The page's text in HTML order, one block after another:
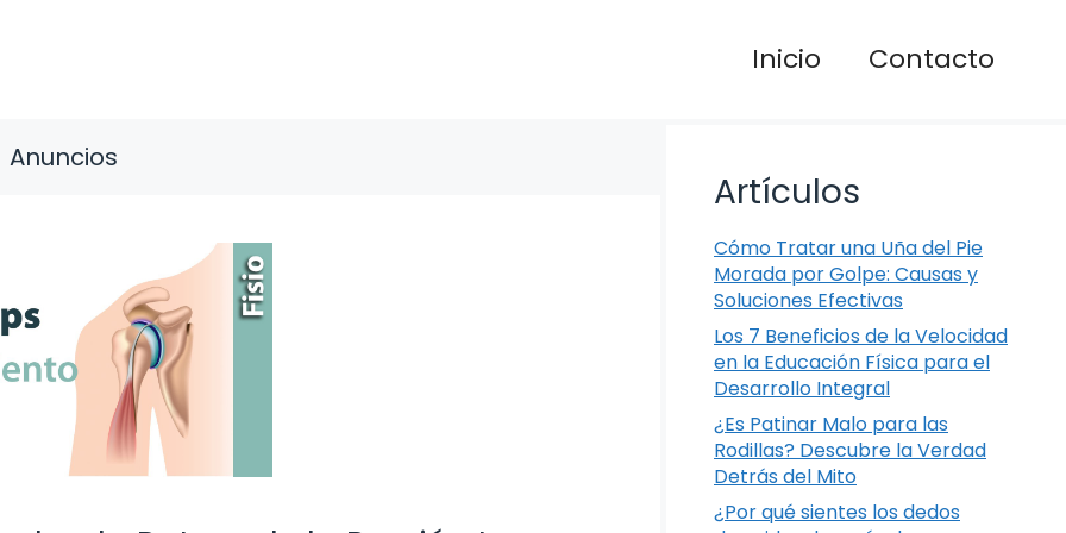
Inicio Contacto
Anuncios
Artículos
Cómo Tratar una Uña del Pie
Morada por Golpe: Causas y
Soluciones Efectivas
Los 7 Beneficios de la Velocidad
en la Educación Física para el
Desarrollo Integral
¿Es Patinar Malo para las
Rodillas? Descubre la Verdad
Detrás del Mito
¿Por qué sientes los dedos